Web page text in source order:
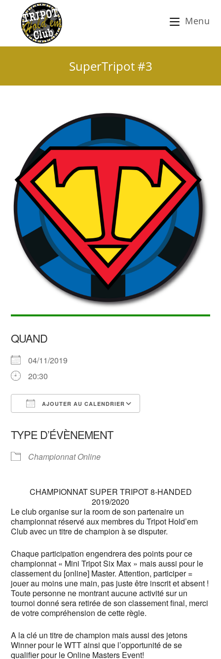
Menu
SuperTripot #3
QUAND
04/11/2019
20:30
AJOUTER AU CALENDRIER
TYPE D’ÉVÈNEMENT
Championnat Online
CHAMPIONNAT SUPER TRIPOT 8-HANDED
2019/2020
Le club organise sur la room de son partenaire un
championnat réservé aux membres du Tripot Hold’em
Club avec un titre de champion à se disputer.
Chaque participation engendrera des points pour ce
championnat « Mini Tripot Six Max » mais aussi pour le
classement du [online] Master.Attention, participer =
jouer au moins une main, pas juste être inscrit et absent !
Toute personne ne montrant aucune activité sur un
tournoi donné sera retirée de son classement final, merci
de votre compréhension de cette règle.
A la clé un titre de champion mais aussi des jetons
Winner pour le WTT ainsi que l’opportunité de se
qualifier pour le Online Masters Event!